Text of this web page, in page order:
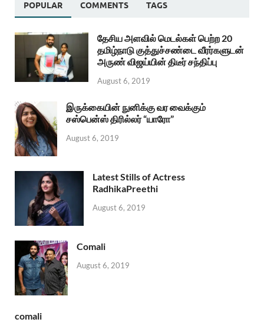
POPULAR COMMENTS TAGS
தேசிய அளவில் மெடல்கள் பெற்ற 20
தமிழ்நாடு குத்துச்சண்டை வீரர்களுடன்
அருண் விஜய்யின் திடீர் சந்திப்பு
August 6, 2019
இருக்கையின் நுனிக்கு வர வைக்கும்
சஸ்பென்ஸ் திரில்லர் “யாரோ”
August 6, 2019
Latest Stills of Actress
RadhikaPreethi
August 6, 2019
Comali
August 6, 2019
comali